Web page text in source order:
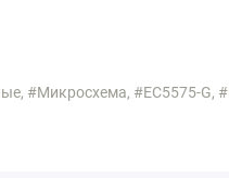
#Микросхема, #EC5575-G,